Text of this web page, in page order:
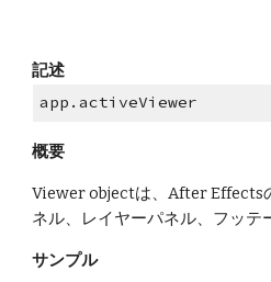
記述
app.activeViewer
概要
Viewer objectは、After Effects
ネル、レイヤーパネル、フッテ
サンプル